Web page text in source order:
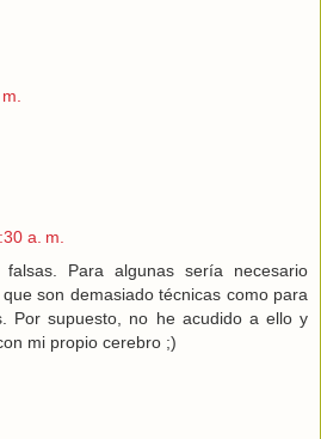
a. m.
Para algunas sería necesario
son demasiado técnicas como para
Por supuesto, no he acudido a ello y
mi propio cerebro ;)